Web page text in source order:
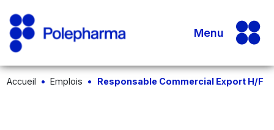
Menu
Accueil Emplois Responsable Commercial Export H/F